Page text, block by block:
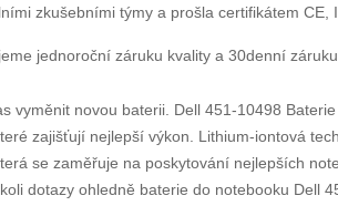
zkušebními týmy a prošla certifikátem CE,
jednoroční záruku kvality a 30denní
vyměnit novou baterii. Dell 451-10498 Baterie
zajišťují nejlepší výkon. Lithium-iontová
se zaměřuje na poskytování nejlepších
dotazy ohledně baterie do notebooku Dell